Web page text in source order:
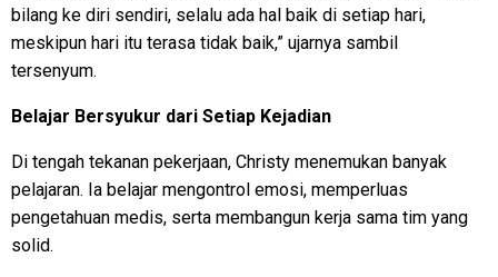
bilang ke diri sendiri, selalu ada hal baik di setiap hari,
meskipun hari itu terasa tidak baik,” ujarnya sambil
tersenyum.
Belajar Bersyukur dari Setiap Kejadian
Di tengah tekanan pekerjaan, Christy menemukan banyak
pelajaran. Ia belajar mengontrol emosi, memperluas
pengetahuan medis, serta membangun kerja sama tim yang
solid.